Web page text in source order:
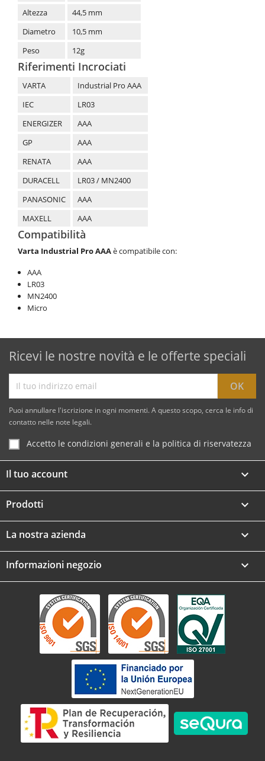
Altezza
44,5 mm
Diametro
10,5 mm
Peso
12g
Riferimenti Incrociati
VARTA
Industrial Pro AAA
IEC
LR03
ENERGIZER
AAA
GP
AAA
RENATA
AAA
DURACELL
LR03 / MN2400
PANASONIC
AAA
MAXELL
AAA
Compatibilità
Varta Industrial Pro AAAè compatibile con:
AAA
LR03
MN2400
Micro
Ricevi le nostre novità e le offerte speciali
Puoi annullare l'iscrizione in ogni momenti. A questo scopo, cerca le info di
contatto nelle note legali.
Accetto le condizioni generali e la politica di riservatezza
Il tuo account 
Prodotti 
La nostra azienda 
Informazioni negozio keyboard_arrow_down